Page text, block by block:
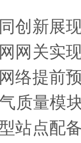
新展现
网关实
络提前
质量模
站点配